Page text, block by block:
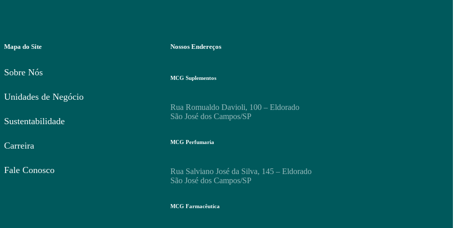
Mapa do Site
Sobre Nós
Unidades de Negócio
Sustentabilidade
Carreira
Fale Conosco
Nossos Endereços
MCG Suplementos
Rua Romualdo Davioli, 100 – Eldorado
São José dos Campos/SP
MCG Perfumaria
Rua Salviano José da Silva, 145 – Eldorado
São José dos Campos/SP
MCG Farmacêutica